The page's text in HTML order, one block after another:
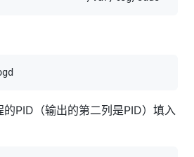
PID（输出的第二列是PID）填入